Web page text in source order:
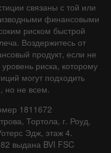
связаны с той или
финансовыми
риском быстрой
Воздержитесь от
продукт, если не
риска, которому
могут подходить
но не всем.
1811672
Тортола, г. Роуд,
Эдж, этаж 4.
выдана BVI FSC